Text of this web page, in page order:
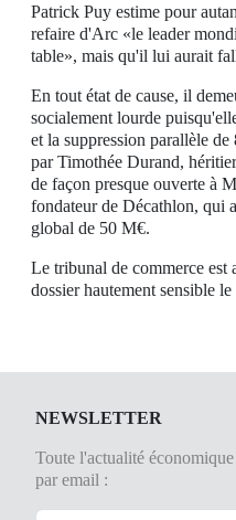
Patrick Puy estime pour
refaire d'Arc «le leader
table», mais qu'il lui aurait
En tout état de cause, il
socialement lourde
et la suppression parallèle
par Timothée Durand,
de façon presque ouverte à
fondateur de Décathlon, qui
global de 50 M€.
Le tribunal de commerce est
dossier hautement sensible
NEWSLETTER
Toute l'actualité
par email :